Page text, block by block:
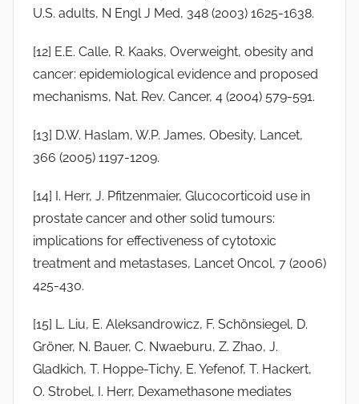
U.S. adults, N Engl J Med, 348 (2003) 1625-1638.
[12] E.E. Calle, R. Kaaks, Overweight, obesity and
cancer: epidemiological evidence and proposed
mechanisms, Nat. Rev. Cancer, 4 (2004) 579-591.
[13] D.W. Haslam, W.P. James, Obesity, Lancet,
366 (2005) 1197-1209.
[14] I. Herr, J. Pfitzenmaier, Glucocorticoid use in
prostate cancer and other solid tumours:
implications for effectiveness of cytotoxic
treatment and metastases, Lancet Oncol, 7 (2006)
425-430.
[15] L. Liu, E. Aleksandrowicz, F. Schönsiegel, D.
Gröner, N. Bauer, C. Nwaeburu, Z. Zhao, J.
Gladkich, T. Hoppe-Tichy, E. Yefenof, T. Hackert,
O. Strobel, I. Herr, Dexamethasone mediates